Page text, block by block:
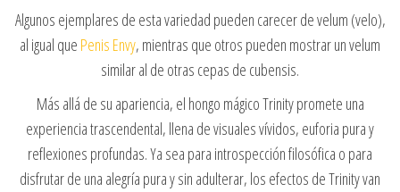
Algunos ejemplares de esta variedad pueden carecer de velum (velo),
al igual que Penis Envy, mientras que otros pueden mostrar un velum
similar al de otras cepas de cubensis.
Más allá de su apariencia, el hongo mágico Trinity promete una
experiencia trascendental, llena de visuales vívidos, euforia pura y
reflexiones profundas. Ya sea para introspección filosófica o para
disfrutar de una alegría pura y sin adulterar, los efectos de Trinity van